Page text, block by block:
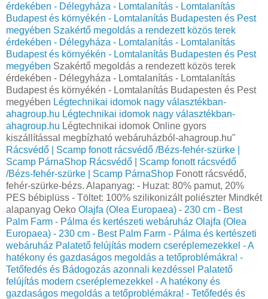
érdekében - Délegyháza - Lomtalanítás - Lomtalanítás
Budapest és környékén - Lomtalanítás Budapesten és Pest
megyében Szakértő megoldás a rendezett közös terek
érdekében - Délegyháza - Lomtalanítás - Lomtalanítás
Budapest és környékén - Lomtalanítás Budapesten és Pest
megyében Szakértő megoldás a rendezett közös terek
érdekében - Délegyháza - Lomtalanítás - Lomtalanítás
Budapest és környékén - Lomtalanítás Budapesten és Pest
megyében Légtechnikai idomok nagy választékban-
ahagroup.hu Légtechnikai idomok nagy választékban-
ahagroup.hu Légtechnikai idomok Online gyors
kiszállítással megbízható webáruházból-ahagroup.hu"
Rácsvédő | Scamp fonott rácsvédő /Bézs-fehér-szürke |
Scamp PárnaShop Rácsvédő | Scamp fonott rácsvédő
/Bézs-fehér-szürke | Scamp PárnaShop Fonott rácsvédő,
fehér-szürke-bézs. Alapanyag: - Huzat: 80% pamut, 20%
PES bébiplüss - Töltet: 100% szilikonizált poliészter Mindkét
alapanyag Oeko Olajfa (Olea Europaea) - 230 cm - Best
Palm Farm - Pálma és kertészeti webáruház Olajfa (Olea
Europaea) - 230 cm - Best Palm Farm - Pálma és kertészeti
webáruház Palatető felújítás modern cseréplemezekkel - A
hatékony és gazdaságos megoldás a tetőproblémákra! -
Tetőfedés és Bádogozás azonnali kezdéssel Palatető
felújítás modern cseréplemezekkel - A hatékony és
gazdaságos megoldás a tetőproblémákra! - Tetőfedés és